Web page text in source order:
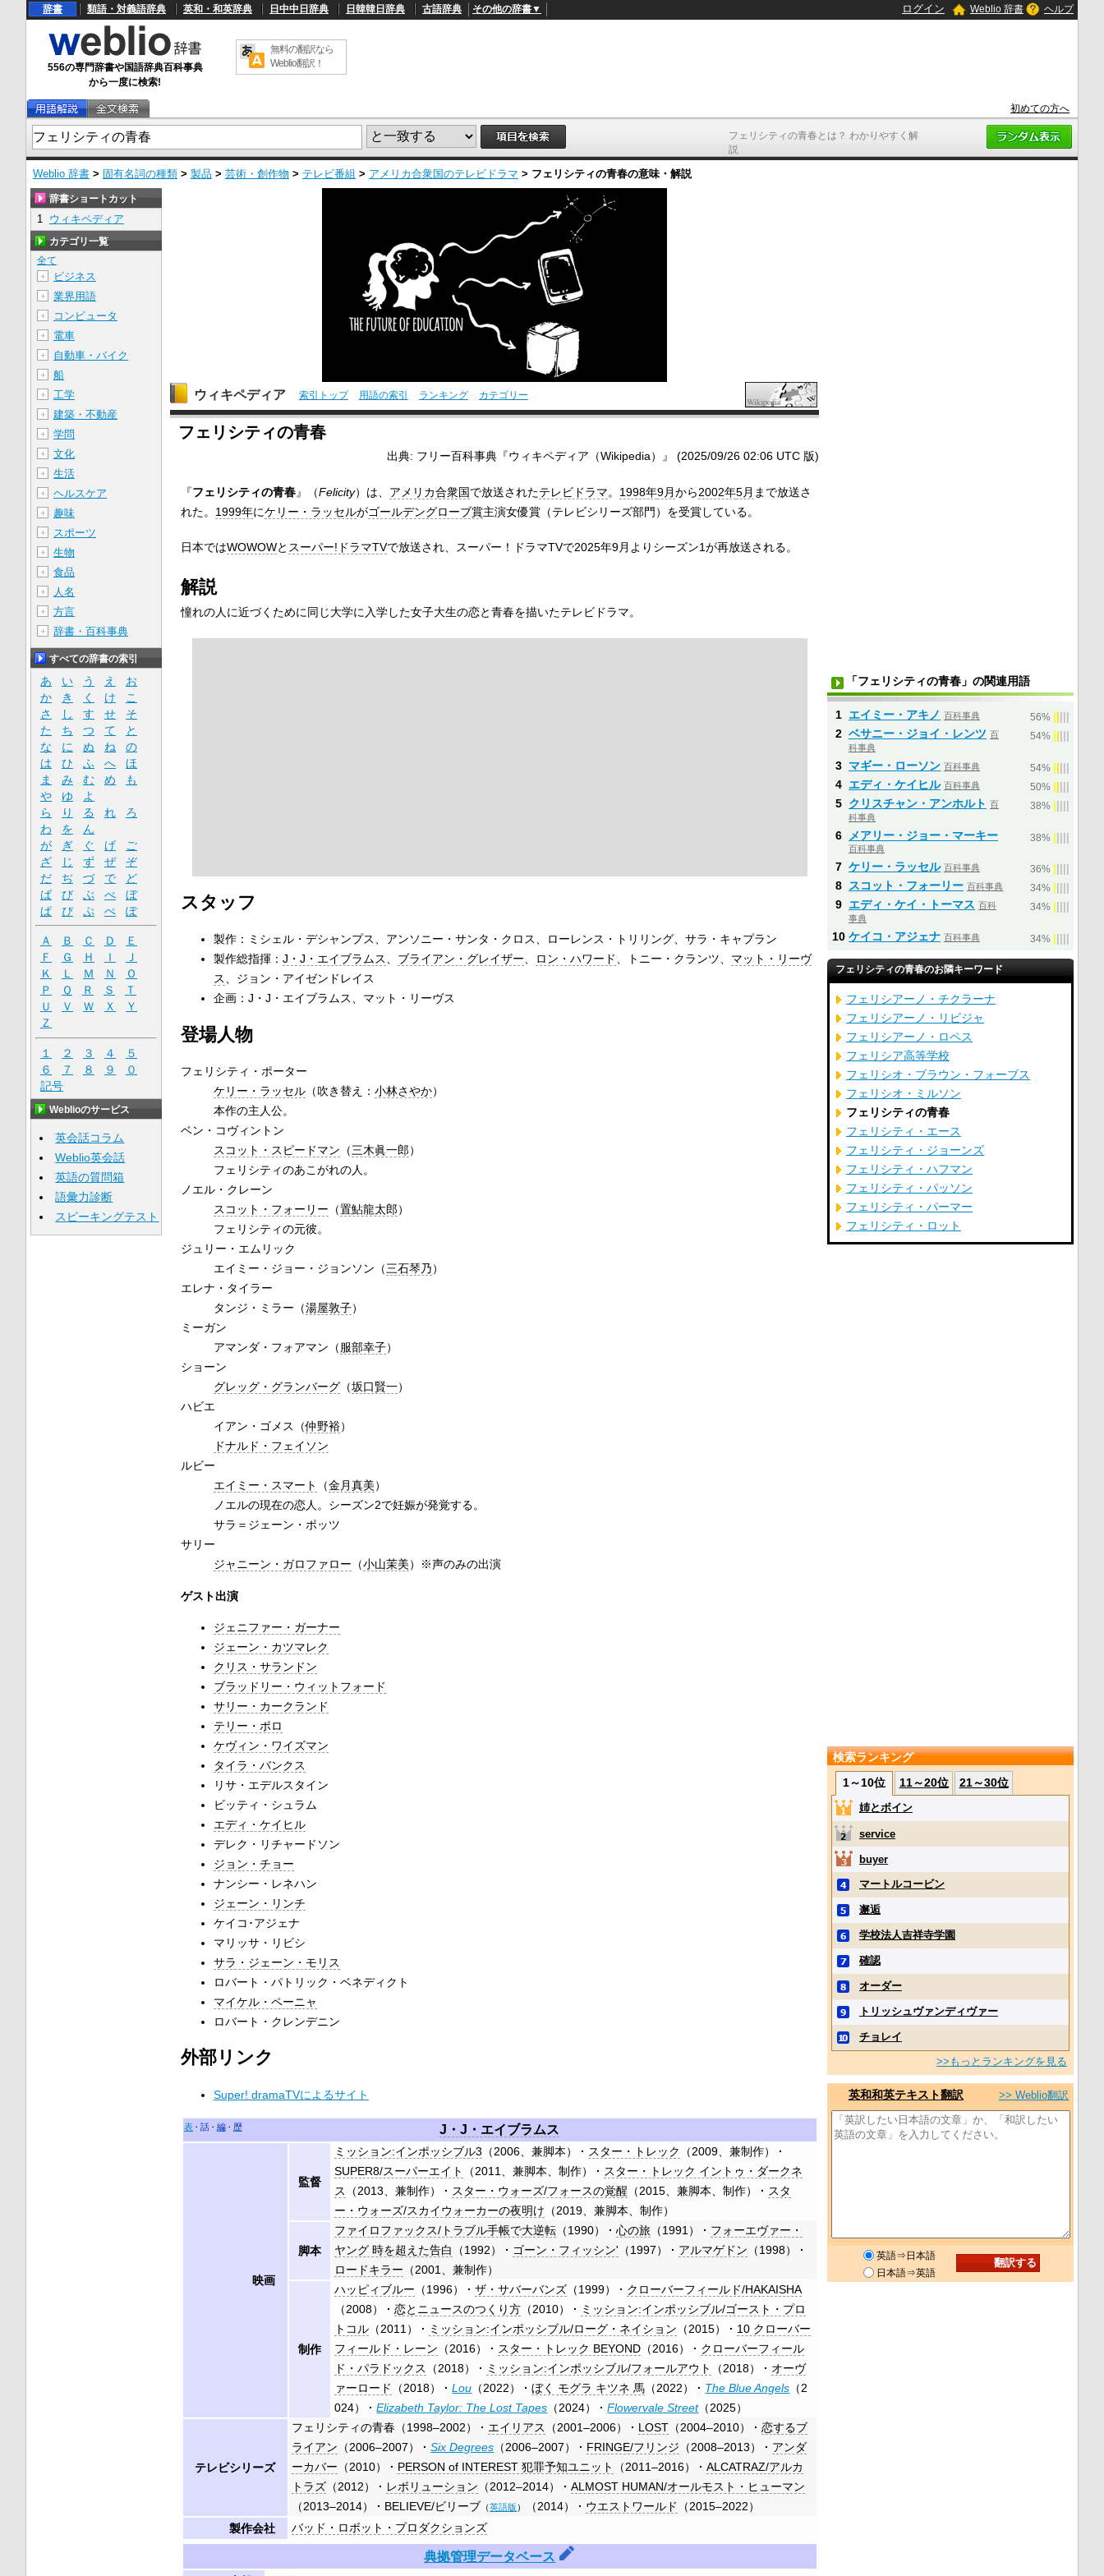
フェリシティの青春とは？ わかりやすく解
説
辞書 類語・対義語辞典 英和・和英辞典 日中中日辞典 日韓韓日辞典 古語辞典 その他の辞書▼ ログイン Weblio 辞書 ヘルプ
556の専門辞書や国語辞典百科事典
から一度に検索!
無料の翻訳なら
Weblio翻訳！
初めての方へ
Weblio 辞書 > 固有名詞の種類 > 製品 > 芸術・創作物 > テレビ番組 > アメリカ合衆国のテレビドラマ > フェリシティの青春の意味・解説
ウィキペディア 索引トップ 用語の索引 ランキング カテゴリー
フェリシティの青春
出典: フリー百科事典『ウィキペディア（Wikipedia）』 (2025/09/26 02:06 UTC 版)
『フェリシティの青春』（Felicity）は、 アメリカ合衆国で放送されたテレビドラマ。 1998年9月から2002年5月 まで放送さ
れた。 1999年にケリー・ラッセルがゴールデングローブ賞主演女優賞（テレビシリーズ部門）を受賞している。
日本ではWOWOWと スーパー!ドラマTVで放送され、スーパー！ドラマTVで2025年9月よりシーズン1が再放送される。
解説
憧れの人に近づくために同じ大学に入学した女子大生の恋と青春を描いたテレビドラマ。
スタッフ
製作：ミシェル・デシャンプス、アンソニー・サンタ・クロス、ローレンス・トリリング、サラ・キャプラン
製作総指揮： J・J・エイブラムス、 ブライアン・グレイザー、 ロン・ハワード、トニー・クランツ、 マット・リーヴ
ス、ジョン・アイゼンドレイス
企画：J・J・エイブラムス、マット・リーヴス
登場人物
フェリシティ・ポーター
ケリー・ラッセル（吹き替え： 小林さやか）
本作の主人公。
ベン・コヴィントン
スコット・スピードマン （三木眞一郎）
フェリシティのあこがれの人。
ノエル・クレーン
スコット・フォーリー （置鮎龍太郎）
フェリシティの元彼。
ジュリー・エムリック
エイミー・ジョー・ジョンソン（三石琴乃）
エレナ・タイラー
タンジ・ミラー（湯屋敦子）
ミーガン
アマンダ・フォアマン（服部幸子）
ショーン
グレッグ・グランバーグ（坂口賢一）
ハビエ
イアン・ゴメス（仲野裕）
ドナルド・フェイソン
ルビー
エイミー・スマート
（金月真美）
ノエルの現在の恋人。シーズン2で妊娠が発覚する。
サラ＝ジェーン・ポッツ
サリー
ジャニーン・ガロファロー （小山茉美）※声のみの出演
ゲスト出演
ジェニファー・ガーナー
ジェーン・カツマレク
クリス・サランドン
ブラッドリー・ウィットフォード
サリー・カークランド
テリー・ポロ
ケヴィン・ワイズマン
タイラ・バンクス
リサ・エデルスタイン
ビッティ・シュラム
エディ・ケイヒル
デレク・リチャードソン
ジョン・チョー
ナンシー・レネハン
ジェーン・リンチ
ケイコ･アジェナ
マリッサ・リビシ
サラ・ジェーン・モリス
ロバート・パトリック・ベネディクト
マイケル・ペーニャ
ロバート・クレンデニン
外部リンク
Super! dramaTVによるサイト
表 話 編 歴 J・J・エイブラムス
映画
監督
ミッション:インポッシブル3 （2006、兼脚本） スター・トレック （2009、兼制作）
SUPER8/スーパーエイト
（2011、兼脚本、制作）
スター・トレック イントゥ・ダークネ
ス
（2013、兼制作） スター・ウォーズ/フォースの覚醒 （2015、兼脚本、制作）
スタ
ー・ウォーズ/スカイウォーカーの夜明け （2019、兼脚本、制作）
脚本
ファイロファックス/トラブル手帳で大逆転 （1990） 心の旅 （1991）
フォーエヴァー・
ヤング 時を超えた告白
（1992） ゴーン・フィッシン' （1997） アルマゲドン （1998）
ロードキラー （2001、兼制作）
制作
ハッピィブルー （1996） ザ・サバーバンズ （1999）
クローバーフィールド/HAKAISHA
（2008）
恋とニュースのつくり方 （2010）
ミッション:インポッシブル/ゴースト・プロ
トコル （2011） ミッション:インポッシブル/ローグ・ネイション （2015）
10 クローバー
フィールド・レーン （2016） スター・トレック BEYOND （2016）
クローバーフィール
ド・パラドックス
（2018） ミッション:インポッシブル/フォールアウト （2018）
オーヴ
ァーロード
（2018） Lou （2022） ぼく モグラ キツネ 馬 （2022） The Blue Angels （2
024）
Elizabeth Taylor: The Lost Tapes （2024） Flowervale Street（2025）
テレビシリーズ
フェリシティの青春 （1998–2002） エイリアス （2001–2006） LOST （2004–2010）
恋するブ
ライアン （2006–2007） Six Degrees （2006–2007） FRINGE/フリンジ （2008–2013）
アンダ
ーカバー （2010） PERSON of INTEREST 犯罪予知ユニット （2011–2016）
ALCATRAZ/アルカ
トラズ （2012） レボリューション （2012–2014）
ALMOST HUMAN/オールモスト・ヒューマン
（2013–2014）
BELIEVE/ビリーブ （英語版） （2014） ウエストワールド
（2015–2022）
製作会社
バッド・ロボット・プロダクションズ
典拠管理データベース
辞書ショートカット
1 ウィキペディア
カテゴリ一覧
全て
＋
ビジネス
＋ 業界用語
＋ コンピュータ
＋ 電車
＋ 自動車・バイク
＋ 船
＋ 工学
＋ 建築・不動産
＋ 学問
＋ 文化
＋ 生活
＋ ヘルスケア
＋ 趣味
＋ スポーツ
＋ 生物
＋ 食品
＋ 人名
＋ 方言
＋ 辞書・百科事典
すべての辞書の索引
あ い う え
お
か
き く け
こ
さ
し す せ
そ
た
ち つ て
と
な
に ぬ ね
の
は
ひ ふ へ
ほ
ま
み む め
も
や
ゆ
よ
ら
り る れ
ろ
わ
を
ん
が
ぎ ぐ げ
ご
ざ
じ ず ぜ
ぞ
だ
ぢ づ で
ど
ば
び ぶ べ
ぼ
ぱ
ぴ ぷ ぺ ぽ
Ａ Ｂ Ｃ Ｄ
Ｅ
Ｆ
Ｇ Ｈ Ｉ
Ｊ
Ｋ
Ｌ Ｍ Ｎ
Ｏ
Ｐ
Ｑ Ｒ Ｓ
Ｔ
Ｕ
Ｖ Ｗ Ｘ
Ｙ
Ｚ
１ ２ ３ ４
５
６
７ ８ ９
０
記号
Weblioのサービス
英会話コラム
Weblio英会話
英語の質問箱
語彙力診断
スピーキングテスト
「フェリシティの青春」の関連用語
1 エイミー・アキノ 百科事典 56%
2 ベサニー・ジョイ・レンツ 百
科事典
54%
3 マギー・ローソン 百科事典 54%
4 エディ・ケイヒル 百科事典 50%
5 クリスチャン・アンホルト 百
科事典
38%
6 メアリー・ジョー・マーキー
百科事典
38%
7 ケリー・ラッセル 百科事典 36%
8 スコット・フォーリー 百科事典 34%
9 エディ・ケイ・トーマス 百科
事典
34%
10 ケイコ・アジェナ 百科事典 34%
フェリシティの青春のお隣キーワード
フェリシアーノ・チクラーナ
フェリシアーノ・リビジャ
フェリシアーノ・ロペス
フェリシア高等学校
フェリシオ・ブラウン・フォーブス
フェリシオ・ミルソン
フェリシティの青春
フェリシティ・エース
フェリシティ・ジョーンズ
フェリシティ・ハフマン
フェリシティ・パッソン
フェリシティ・パーマー
フェリシティ・ロット
検索ランキング
1～10位
11～20位 21～30位
姉とボイン
service
buyer
マートルコービン
邂逅
学校法人吉祥寺学園
確認
オーダー
トリッシュヴァンディヴァー
チョレイ
>>もっとランキングを見る
英和和英テキスト翻訳 >> Weblio翻訳
英語⇒日本語
日本語⇒英語